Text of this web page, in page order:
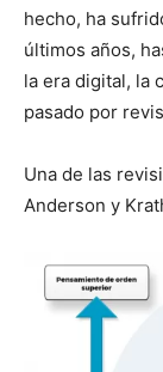
hecho, ha
últimos años,
la era digital, la
pasado por
Una de las
Anderson y